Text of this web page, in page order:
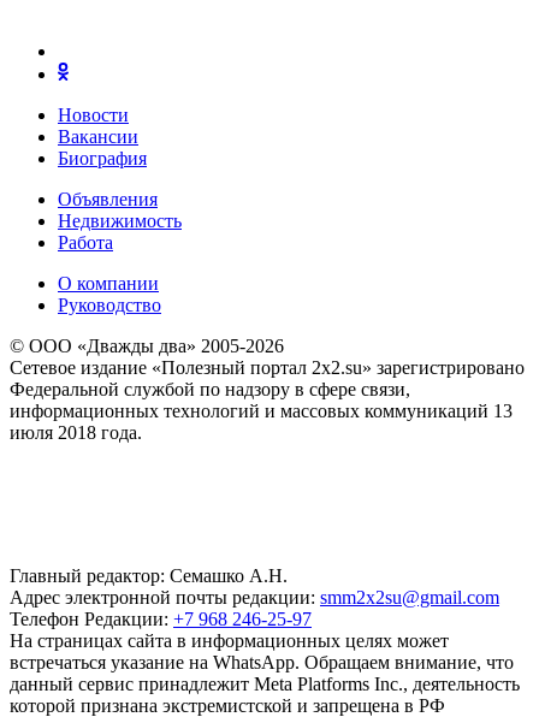
Новости
Вакансии
Биография
Объявления
Недвижимость
Работа
О компании
Руководство
© ООО «Дважды два» 2005-2026
Сетевое издание «Полезный портал 2x2.su» зарегистрировано
Федеральной службой по надзору в сфере связи,
информационных технологий и массовых коммуникаций 13
июля 2018 года.
Главный редактор: Семашко А.Н.
Адрес электронной почты редакции: smm2x2su@gmail.com
Телефон Редакции: +7 968 246-25-97
На страницах сайта в информационных целях может
встречаться указание на WhatsApp. Обращаем внимание, что
данный сервис принадлежит Meta Platforms Inc., деятельность
которой признана экстремистской и запрещена в РФ